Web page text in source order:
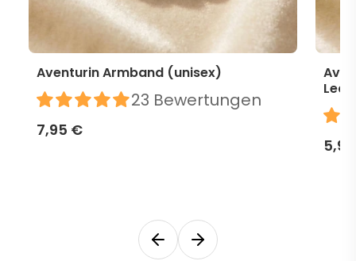
Aventurin Armband (unisex)
23 Bewertungen
7,95 €